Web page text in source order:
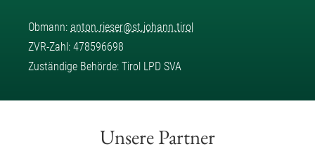
Obmann: anton.rieser@st.johann.tirol
ZVR-Zahl: 478596698
Zuständige Behörde: Tirol LPD SVA
Unsere Partner